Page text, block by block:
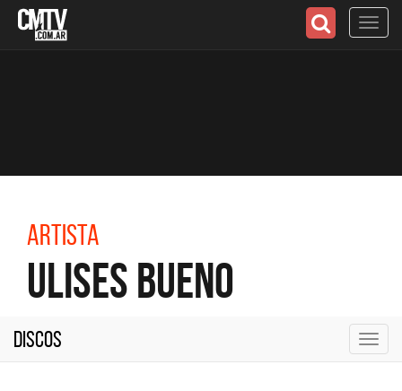
Artista
Ulises Bueno
Discos